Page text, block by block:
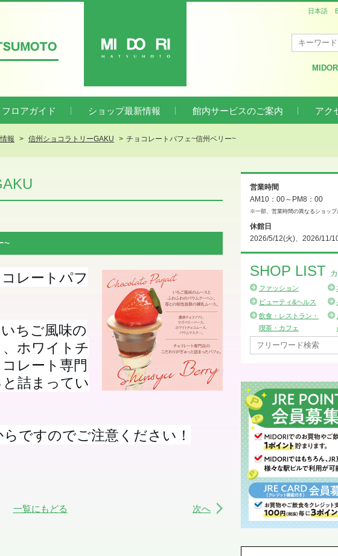
日本語
フロアガイド ショップ最新情報 館内サービスのご案内 アク
報 信州ショコラトリーGAKU チョコレートパフェ~信州ベリー~
~
レートパフ
ちご風味の
ホワイトチ
レート専門
詰まってい
ですのでご注意ください！
一覧にもどる 次へ
営業時間
AM10：00～PM8：00
※一部、営業時間の異なるショップ
休館日
2026/5/12(火)、2026/11/
SHOP LIST
ファッション
ビューティ&ヘルス
飲食・レストラン・
喫茶・カフェ